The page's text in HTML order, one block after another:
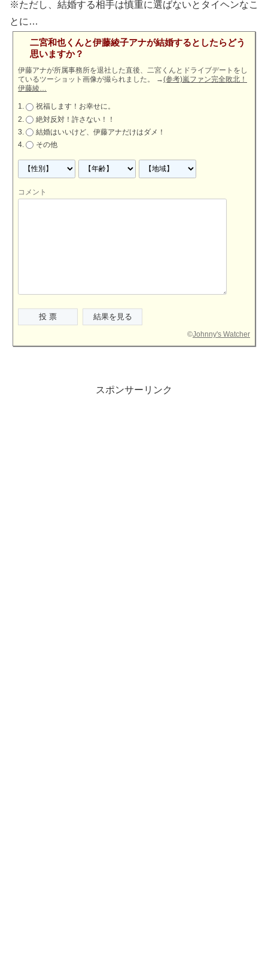
※ただし、結婚する相手は慎重に選ばないとタイヘンなこ
とに…
二宮和也くんと伊藤綾子アナが結婚するとしたらどう
思いますか？
伊藤アナが所属事務所を退社した直後、二宮くんとドライブデートをし
ているツーショット画像が撮られました。
→(参考)嵐ファン完全敗北！
伊藤綾…
祝福します！お幸せに。
絶対反対！許さない！！
結婚はいいけど、伊藤アナだけはダメ！
その他
コメント
©Johnny's Watcher
スポンサーリンク